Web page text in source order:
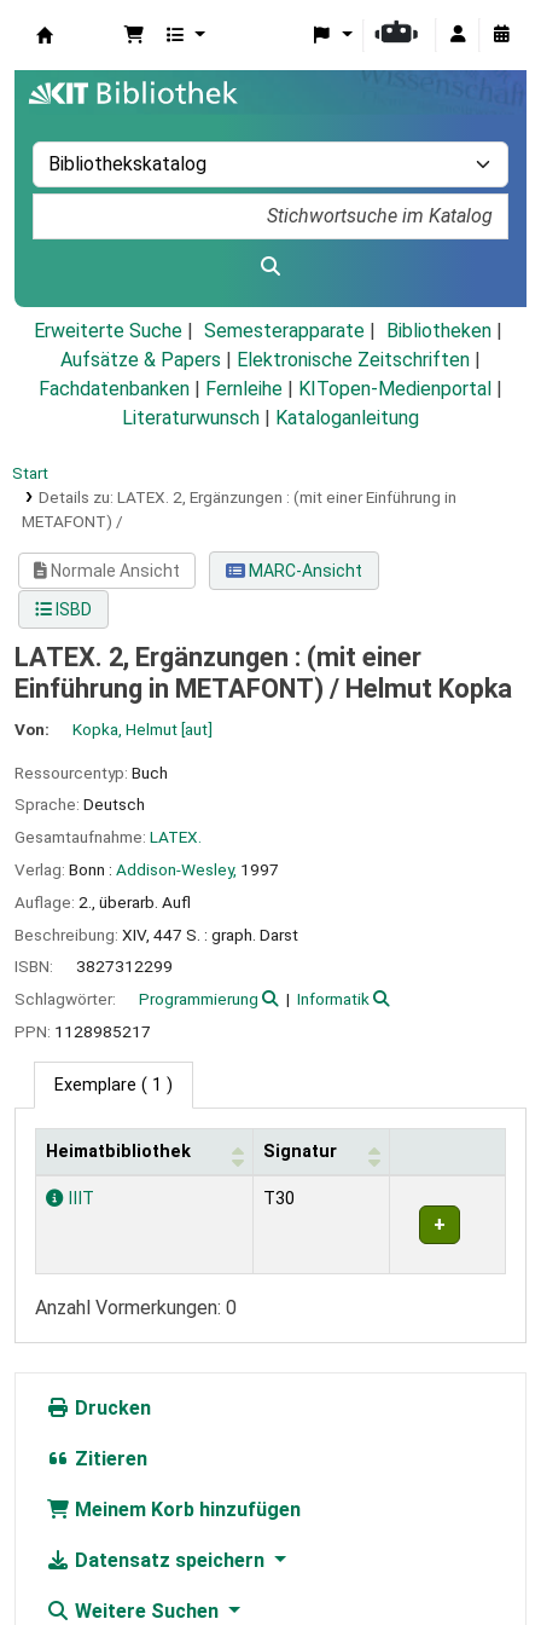
Erweiterte Suche Semesterapparate
Bibliotheken
Aufsätze & Papers
Elektronische Zeitschriften
Fachdatenbanken
Fernleihe KITopen-Medienportal
Literaturwunsch
Kataloganleitung
Start
Details zu: LATEX. 2, Ergänzungen : (mit einer Einführung in
METAFONT) /
Normale Ansicht
MARC-Ansicht
ISBD
LATEX. 2, Ergänzungen : (mit einer
Einführung in METAFONT) / Helmut Kopka
Von: Kopka, Helmut[aut]
Ressourcentyp: Buch
Sprache: Deutsch
Gesamtaufnahme: LATEX.
Verlag: Bonn : Addison-Wesley, 1997
Auflage: 2., überarb. Aufl
Beschreibung: XIV, 447 S. : graph. Darst
ISBN:
3827312299
Schlagwörter:
Programmierung
Informatik
PPN: 1128985217
Exemplare ( 1 )
Exemplare
Heimatbibliothek Signatur
IIIT T30
Anzahl Vormerkungen: 0
Drucken
Zitieren
Meinem Korb hinzufügen
Datensatz speichern
Weitere Suchen